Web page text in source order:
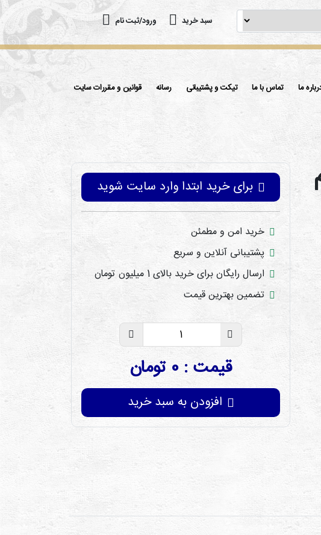
سبد خرید ورود/ثبت نام
ما تماس با ما تیکت و پشتیبانی رسانه قوانین و مقررات سایت
برای خرید ابتدا وارد سایت شوید
خرید امن و مطمئن
پشتیبانی آنلاین و سریع
ارسال رایگان برای خرید بالای 1 میلیون تومان
تضمین بهترین قیمت
قیمت : 0 تومان
افزودن به سبد خرید